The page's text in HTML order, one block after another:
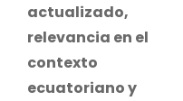
actualizado,
relevancia en el
contexto
ecuatoriano y